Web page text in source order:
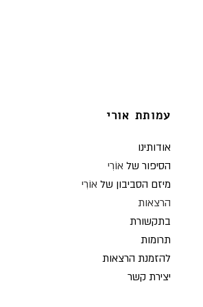
עמותת אורי
אודותינו
הסיפור של אוֹרִי
מיזם הסביבון של אוֹרִי
הרצאות
בתקשורת
תרומות
להזמנת הרצאות
יצירת קשר